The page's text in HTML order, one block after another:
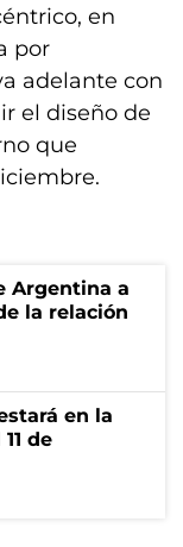
en
por
adelante con
el diseño de
que
Argentina a
la relación
en la
de